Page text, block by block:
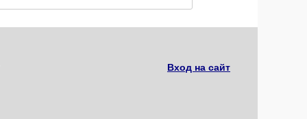
Вход на сайт